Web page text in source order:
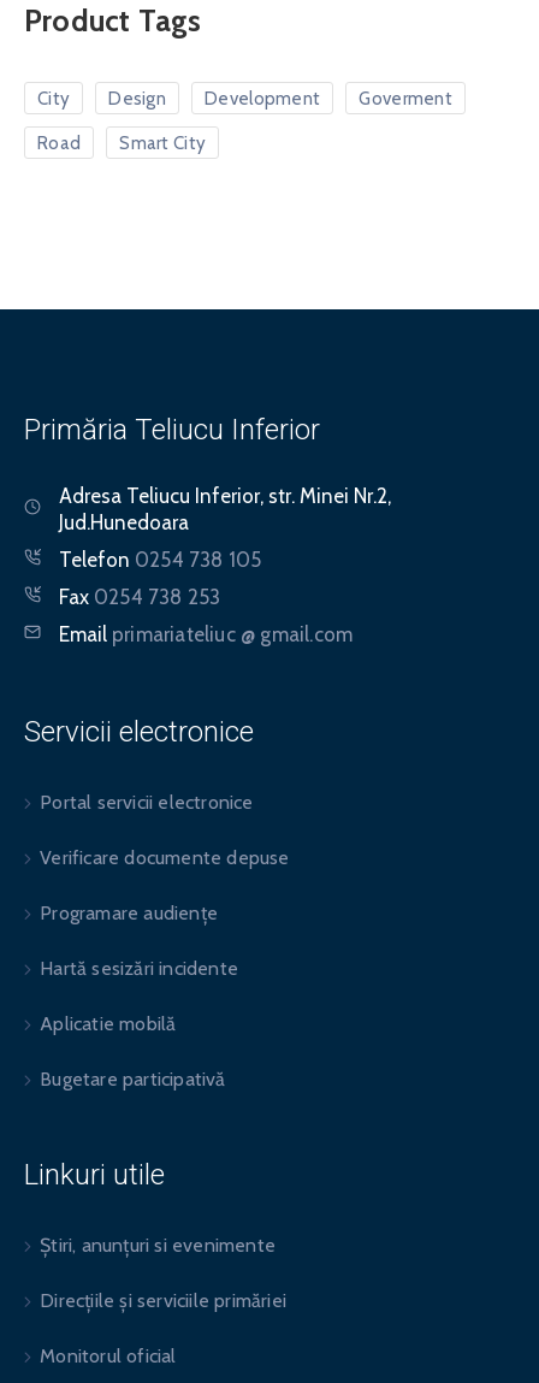
Product Tags
City Design Development Goverment
Road Smart City
Primăria Teliucu Inferior
Adresa Teliucu Inferior, str. Minei Nr.2,
Jud.Hunedoara
Telefon 0254 738 105
Fax 0254 738 253
Email primariateliuc @ gmail.com
Servicii electronice
Portal servicii electronice
Verificare documente depuse
Programare audiențe
Hartă sesizări incidente
Aplicatie mobilă
Bugetare participativă
Linkuri utile
Știri, anunțuri si evenimente
Direcțiile și serviciile primăriei
Monitorul oficial